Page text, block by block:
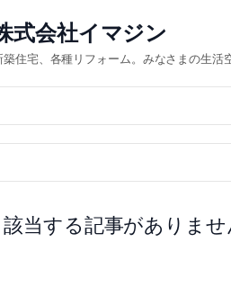
式会社イマジン
築住宅、各種リフォーム。みなさまの生活
該当する記事がありませ